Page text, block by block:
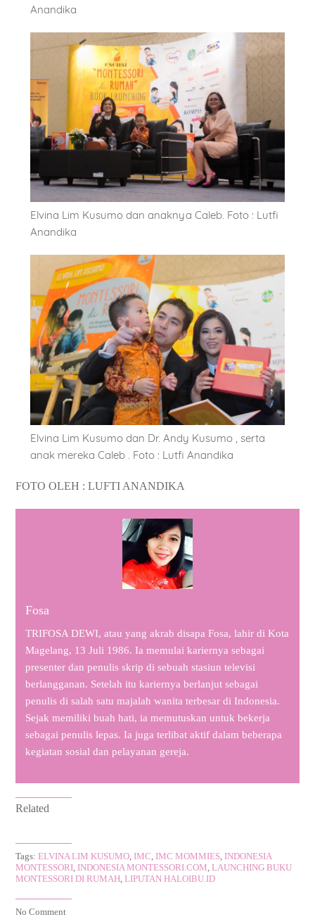
Anandika
Elvina Lim Kusumo dan anaknya Caleb. Foto : Lutfi
Anandika
Elvina Lim Kusumo dan Dr. Andy Kusumo , serta
anak mereka Caleb . Foto : Lutfi Anandika
FOTO OLEH : LUFTI ANANDIKA
Fosa
TRIFOSA DEWI, atau yang akrab disapa Fosa, lahir di Kota
Magelang, 13 Juli 1986. Ia memulai kariernya sebagai
presenter dan penulis skrip di sebuah stasiun televisi
berlangganan. Setelah itu kariernya berlanjut sebagai
penulis di salah satu majalah wanita terbesar di Indonesia.
Sejak memiliki buah hati, ia memutuskan untuk bekerja
sebagai penulis lepas. Ia juga terlibat aktif dalam beberapa
kegiatan sosial dan pelayanan gereja.
Related
Tags:ELVINA LIM KUSUMO,IMC,IMC MOMMIES,INDONESIA
MONTESSORI,INDONESIA MONTESSORI.COM,LAUNCHING BUKU
MONTESSORI DI RUMAH,LIPUTAN HALOIBU.ID
No Comment